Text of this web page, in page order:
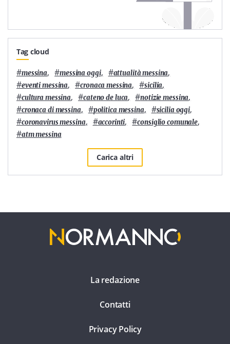
Tag cloud
#messina, #messina oggi, #attualità messina,
#eventi messina, #cronaca messina, #sicilia,
#cultura messina, #cateno de luca, #notizie messina,
#cronaca di messina, #politica messina, #sicilia oggi,
#coronavirus messina, #accorinti, #consiglio comunale,
#atm messina
Carica altri
La redazione
Contatti
Privacy Policy